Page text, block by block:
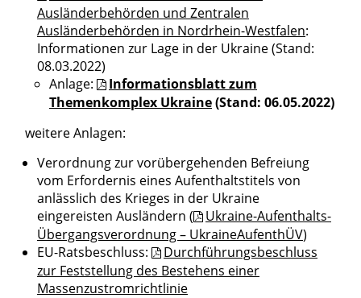
Ausländerbehörden und Zentralen
Ausländerbehörden in Nordrhein-Westfalen:
Informationen zur Lage in der Ukraine (Stand:
08.03.2022)
Anlage:
Informationsblatt zum
Themenkomplex Ukraine(Stand: 06.05.2022)
weitere Anlagen:
Verordnung zur vorübergehenden Befreiung
vom Erfordernis eines Aufenthaltstitels von
anlässlich des Krieges in der Ukraine
eingereisten Ausländern (
Ukraine-Aufenthalts-
Übergangsverordnung – UkraineAufenthÜV)
EU-Ratsbeschluss:
Durchführungsbeschluss
zur Feststellung des Bestehens einer
Massenzustromrichtlinie